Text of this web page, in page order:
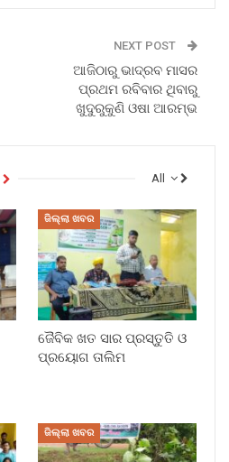
NEXT POST
ଆଜିଠାରୁ ଭାଦ୍ରବ ମାସର
ପ୍ରଥମ ରବିବାର ଥିବାରୁ
ଖୁଦୁରୁକୁଣି ଓଷା ଆରମ୍ଭ
All
ଜିଲ୍ଲା ଖବର
ଜୈବିକ ଖତ ସାର ପ୍ରସ୍ତୁତି ଓ
ପ୍ରୟୋଗ ତାଲିମ
ଜିଲ୍ଲା ଖବର